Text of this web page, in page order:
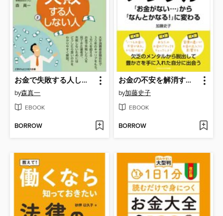
お金で失敗する人しない人 ～お金で失敗しない人になる２５の習慣～
by森真一
EBOOK
BORROW
お金の不安を解消する お金メンタル 「お金がない...」から「なんとかなる!」に変わる
by加藤史子
EBOOK
BORROW